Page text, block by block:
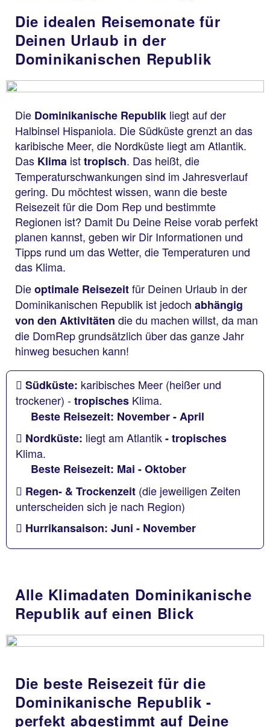
Die idealen Reisemonate für
Deinen Urlaub in der
Dominikanischen Republik
Die Dominikanische Republik liegt auf der
Halbinsel Hispaniola. Die Südküste grenzt an das
karibische Meer, die Nordküste liegt am Atlantik.
Das Klima isttropisch. Das heißt, die
Temperaturschwankungen sind im Jahresverlauf
gering. Du möchtest wissen, wann die beste
Reisezeit für die Dom Rep und bestimmte
Regionen ist? Damit Du Deine Reise vorab perfekt
planen kannst, geben wir Dir Informationen und
Tipps rund um das Wetter, die Temperaturen und
das Klima.
Dieoptimale Reisezeitfür Deinen Urlaub in der
Dominikanischen Republik ist jedoch abhängig
von den Aktivitäten die du machen willst, da man
die DomRep grundsätzlich über das ganze Jahr
hinweg besuchen kann!
Südküste: karibisches Meer (heißer und
trockener) -tropisches Klima.
Beste Reisezeit: November - April
Nordküste: liegt am Atlantik- tropisches
Klima.
Beste Reisezeit: Mai - Oktober
Regen- & Trockenzeit (die jeweiligen Zeiten
unterscheiden sich je nach Region)
Hurrikansaison: Juni - November
Alle Klimadaten Dominikanische
Republik auf einen Blick
Die beste Reisezeit für die
Dominikanische Republik -
perfekt abgestimmt auf Deine